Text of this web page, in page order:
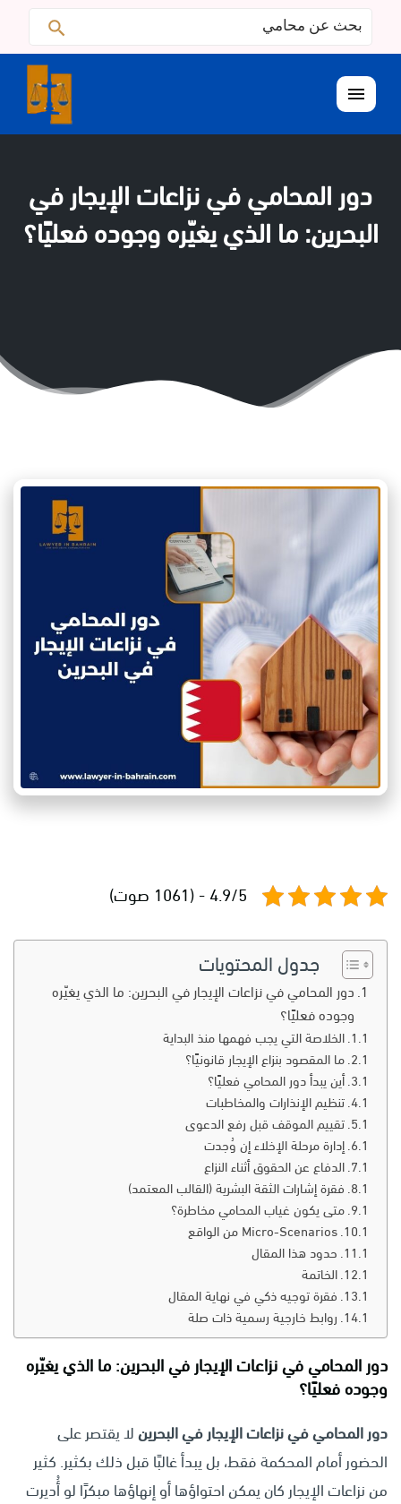
البحث
عن:
القائمة
دور المحامي في نزاعات الإيجار في
البحرين: ما الذي يغيّره وجوده فعليًا؟
4.9/5 - (1061 صوت)
جدول المحتويات
دور المحامي في نزاعات الإيجار في البحرين: ما الذي يغيّره
وجوده فعليًا؟
الخلاصة التي يجب فهمها منذ البداية
ما المقصود بنزاع الإيجار قانونيًا؟
أين يبدأ دور المحامي فعليًا؟
تنظيم الإنذارات والمخاطبات
تقييم الموقف قبل رفع الدعوى
إدارة مرحلة الإخلاء إن وُجدت
الدفاع عن الحقوق أثناء النزاع
فقرة إشارات الثقة البشرية (القالب المعتمد)
متى يكون غياب المحامي مخاطرة؟
Micro-Scenarios من الواقع
حدود هذا المقال
الخاتمة
فقرة توجيه ذكي في نهاية المقال
روابط خارجية رسمية ذات صلة
دور المحامي في نزاعات الإيجار في البحرين: ما الذي يغيّره
وجوده فعليًا؟
دور المحامي في نزاعات الإيجار في البحرينلا يقتصر على
الحضور أمام المحكمة فقط، بل يبدأ غالبًا قبل ذلك بكثير. كثير
من نزاعات الإيجار كان يمكن احتواؤها أو إنهاؤها مبكرًا لو أُديرت